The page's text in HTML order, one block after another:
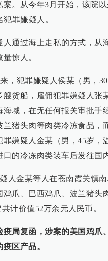
案。从今年3月开始，该院
罪嫌疑人。
人通过海上走私的方式，从
惊人。
，犯罪嫌疑人侯某（男，
艘货船，雇佣犯罪嫌疑人张
海域，在无任何报关审批手
兰猪头肉等肉类冷冻食品，
罪嫌疑人金某（男，45岁，
的冷冻肉类装车后发往国
人金某等人在苍南霞关镇
鸡爪、巴西鸡爪、波兰猪头
计价值52万余元人民币。
疫局复函，涉案的美国鸡爪
区产品。